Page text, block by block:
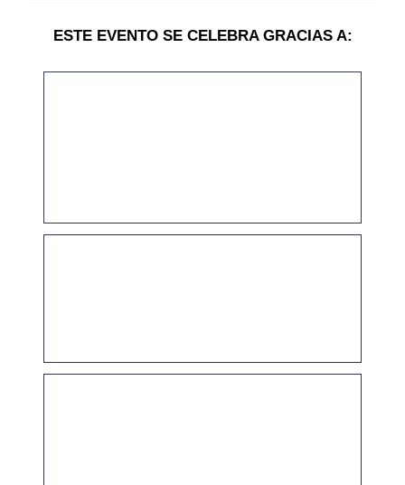
ESTE EVENTO SE CELEBRA GRACIAS A: